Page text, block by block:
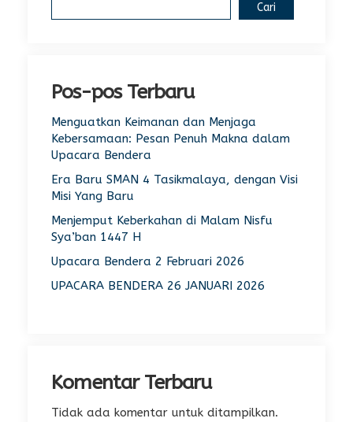
Cari
Pos-pos Terbaru
Menguatkan Keimanan dan Menjaga
Kebersamaan: Pesan Penuh Makna dalam
Upacara Bendera
Era Baru SMAN 4 Tasikmalaya, dengan Visi
Misi Yang Baru
Menjemput Keberkahan di Malam Nisfu
Sya’ban 1447 H
Upacara Bendera 2 Februari 2026
UPACARA BENDERA 26 JANUARI 2026
Komentar Terbaru
Tidak ada komentar untuk ditampilkan.